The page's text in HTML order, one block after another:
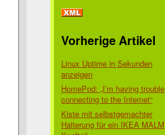
Vorherige Artikel
Linux Uptime in Sekunden
anzeigen
HomePod: „I’m having trouble
connecting to the Internet“
Kiste mit selbstgemachter
Halterung für ein IKEA MALM